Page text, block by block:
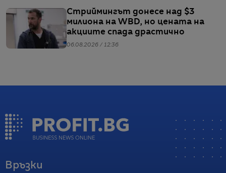
Стриймингът донесе над $3
милиона на WBD, но цената на
акциите спада драстично
06.08.2026 / 12:36
Връзки